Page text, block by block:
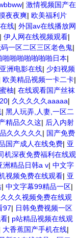
| 激情视频国产在
夜夜爽| 欧美福利片
线| 外国av在线播放网
| 伊人网在线视频观看|
一区二区三区老色鬼|
啪啪啪啪啪啪啪日本|
洲电影在线| 少妇视频
欧美精品视频一卡二卡|
柚| 在线观看国产丝袜
| 久久久久久aaaaa|
| 黑人玩弄,人妻,一区二
精品久久这| 后入内射
久久久久久 | 国产免费
国产成人在线免费| 亚
机深夜免费福利在线观
洲精品日韩a v| 中文字
视频免费在线观看| 亚
| 中文字幕99精品一区|
久久视频免费在线观
97| 日韩免费视频一区
| p站精品视频在线观
大香蕉国产手机在线|